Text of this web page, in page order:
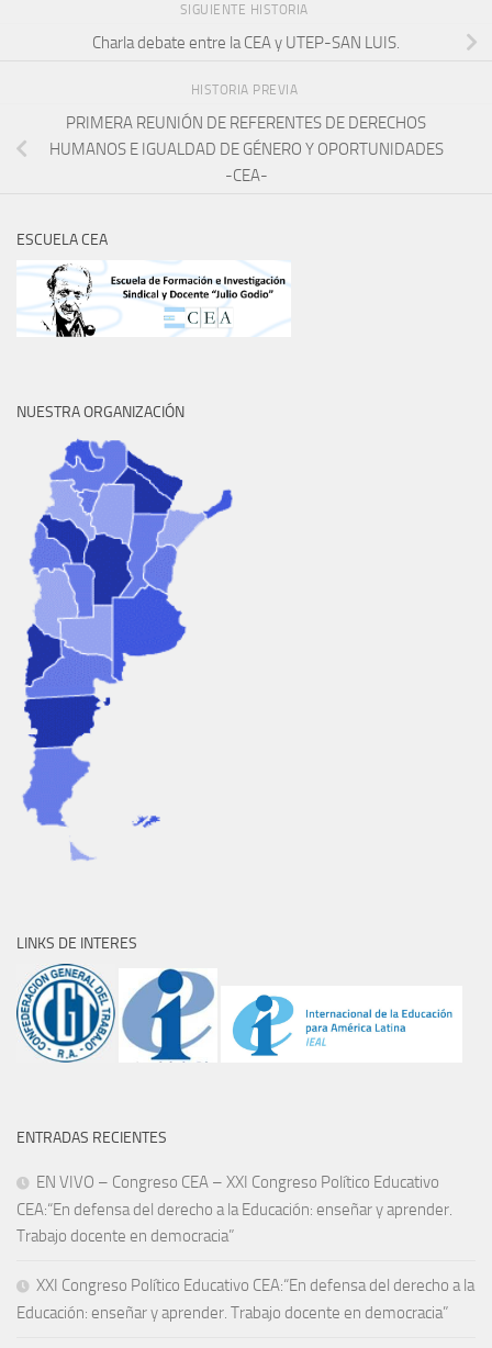
SIGUIENTE HISTORIA
Charla debate entre la CEA y UTEP-SAN LUIS.
HISTORIA PREVIA
PRIMERA REUNIÓN DE REFERENTES DE DERECHOS
HUMANOS E IGUALDAD DE GÉNERO Y OPORTUNIDADES
-CEA-
ESCUELA CEA
NUESTRA ORGANIZACIÓN
LINKS DE INTERES
ENTRADAS RECIENTES
EN VIVO – Congreso CEA – XXI Congreso Político Educativo
CEA:“En defensa del derecho a la Educación: enseñar y aprender.
Trabajo docente en democracia”
XXI Congreso Político Educativo CEA:“En defensa del derecho a la
Educación: enseñar y aprender. Trabajo docente en democracia”